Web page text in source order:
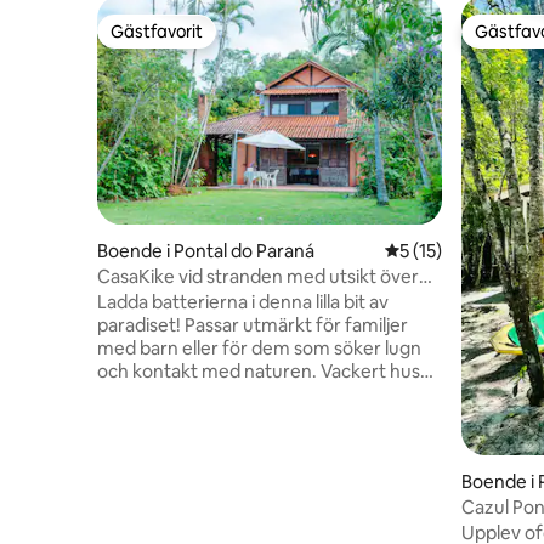
Gästfavorit
Gästfavorit
Boende i Pontal do Paraná 5 av 5 i
5 (15)
CasaKike vid stranden med utsikt över
Ilha do Mel
Ladda batterierna i denna lilla bit av
paradiset! Passar utmärkt för familjer
med barn eller för dem som söker lugn
och kontakt med naturen. Vackert hus
Boende i
Cazul
Upplev